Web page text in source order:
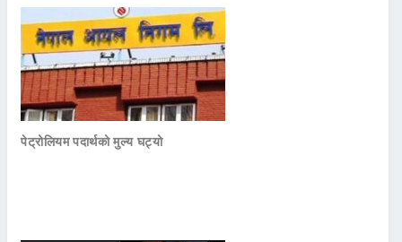
पेट्रोलियम पदार्थको मुल्य घट्यो